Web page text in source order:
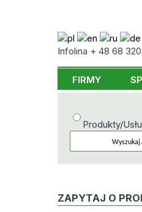
Infolina + 48 68
FIRMY
Produkty/
ZAPYTAJ O